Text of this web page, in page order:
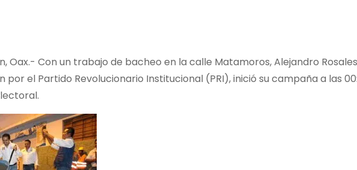
Oax.- Con un trabajo de bacheo en la calle Matamoros, Alejandro
por el Partido Revolucionario Institucional (PRI), inició su campaña a las